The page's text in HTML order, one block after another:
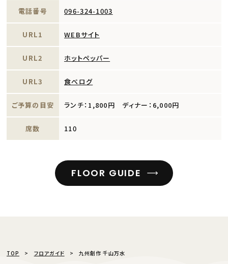
電話番号 096-324-1003
URL1 WEBサイト
URL2 ホットペッパー
URL3 食べログ
ご予算の目安 ランチ：1,800円 ディナー：6,000円
席数 110
FLOOR GUIDE
TOP フロアガイド 九州創作 千山万水